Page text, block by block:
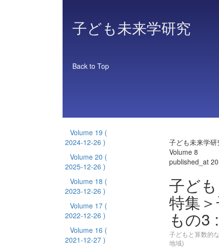
子ども未来学研究
Back to Top
Volume 19 (
2024-12-26 )
Volume 20 (
2025-12-26 )
Volume 18 (
2023-12-26 )
Volume 17 (
2022-12-26 )
Volume 16 (
2021-12-27 )
子ども未来学研
Volume 8
published_at
子ど
特集
もの3
子どもと算数的
地域)